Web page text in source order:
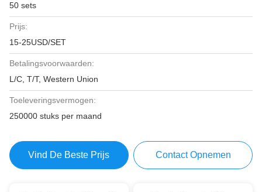
50 sets
Prijs:
15-25USD/SET
Betalingsvoorwaarden:
L/C, T/T, Western Union
Toeleveringsvermogen:
250000 stuks per maand
Vind De Beste Prijs Contact Opnemen